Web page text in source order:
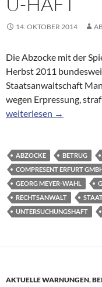
14. OKTOBER 2014
Die Abzocke mit der
Herbst 2011
Staatsanwaltschaft
wegen Erpressung,
Nach Telefon-Abzocke:
weiterlesen →
ABZOCKE BETRUG
COMPRESENT ERFURT
GEORG MEYER-WAHL
RECHTSANWALT
UNTERSUCHUNGSHAFT
AKTUELLE WARNUNGEN,